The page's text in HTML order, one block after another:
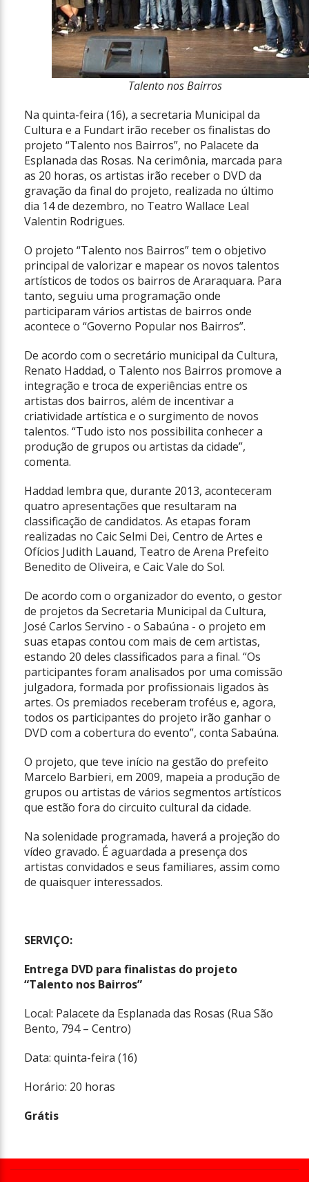
Talento nos Bairros
Na quinta-feira (16), a secretaria Municipal da
Cultura e a Fundart irão receber os finalistas do
projeto “Talento nos Bairros”, no Palacete da
Esplanada das Rosas. Na cerimônia, marcada para
as 20 horas, os artistas irão receber o DVD da
gravação da final do projeto, realizada no último
dia 14 de dezembro, no Teatro Wallace Leal
Valentin Rodrigues.
O projeto “Talento nos Bairros” tem o objetivo
principal de valorizar e mapear os novos talentos
artísticos de todos os bairros de Araraquara. Para
tanto, seguiu uma programação onde
participaram vários artistas de bairros onde
acontece o “Governo Popular nos Bairros”.
De acordo com o secretário municipal da Cultura,
Renato Haddad, o Talento nos Bairros promove a
integração e troca de experiências entre os
artistas dos bairros, além de incentivar a
criatividade artística e o surgimento de novos
talentos. “Tudo isto nos possibilita conhecer a
produção de grupos ou artistas da cidade”,
comenta.
Haddad lembra que, durante 2013, aconteceram
quatro apresentações que resultaram na
classificação de candidatos. As etapas foram
realizadas no Caic Selmi Dei, Centro de Artes e
Ofícios Judith Lauand, Teatro de Arena Prefeito
Benedito de Oliveira, e Caic Vale do Sol.
De acordo com o organizador do evento, o gestor
de projetos da Secretaria Municipal da Cultura,
José Carlos Servino - o Sabaúna - o projeto em
suas etapas contou com mais de cem artistas,
estando 20 deles classificados para a final. “Os
participantes foram analisados por uma comissão
julgadora, formada por profissionais ligados às
artes. Os premiados receberam troféus e, agora,
todos os participantes do projeto irão ganhar o
DVD com a cobertura do evento”, conta Sabaúna.
O projeto, que teve início na gestão do prefeito
Marcelo Barbieri, em 2009, mapeia a produção de
grupos ou artistas de vários segmentos artísticos
que estão fora do circuito cultural da cidade.
Na solenidade programada, haverá a projeção do
vídeo gravado. É aguardada a presença dos
artistas convidados e seus familiares, assim como
de quaisquer interessados.
SERVIÇO:
Entrega DVD para finalistas do projeto
“Talento nos Bairros”
Local: Palacete da Esplanada das Rosas (Rua São
Bento, 794 – Centro)
Data: quinta-feira (16)
Horário: 20 horas
Grátis